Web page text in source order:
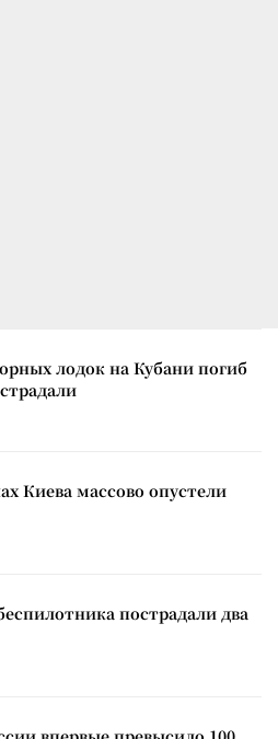
лодок на Кубани погиб
Киева массово опустели
пострадали два